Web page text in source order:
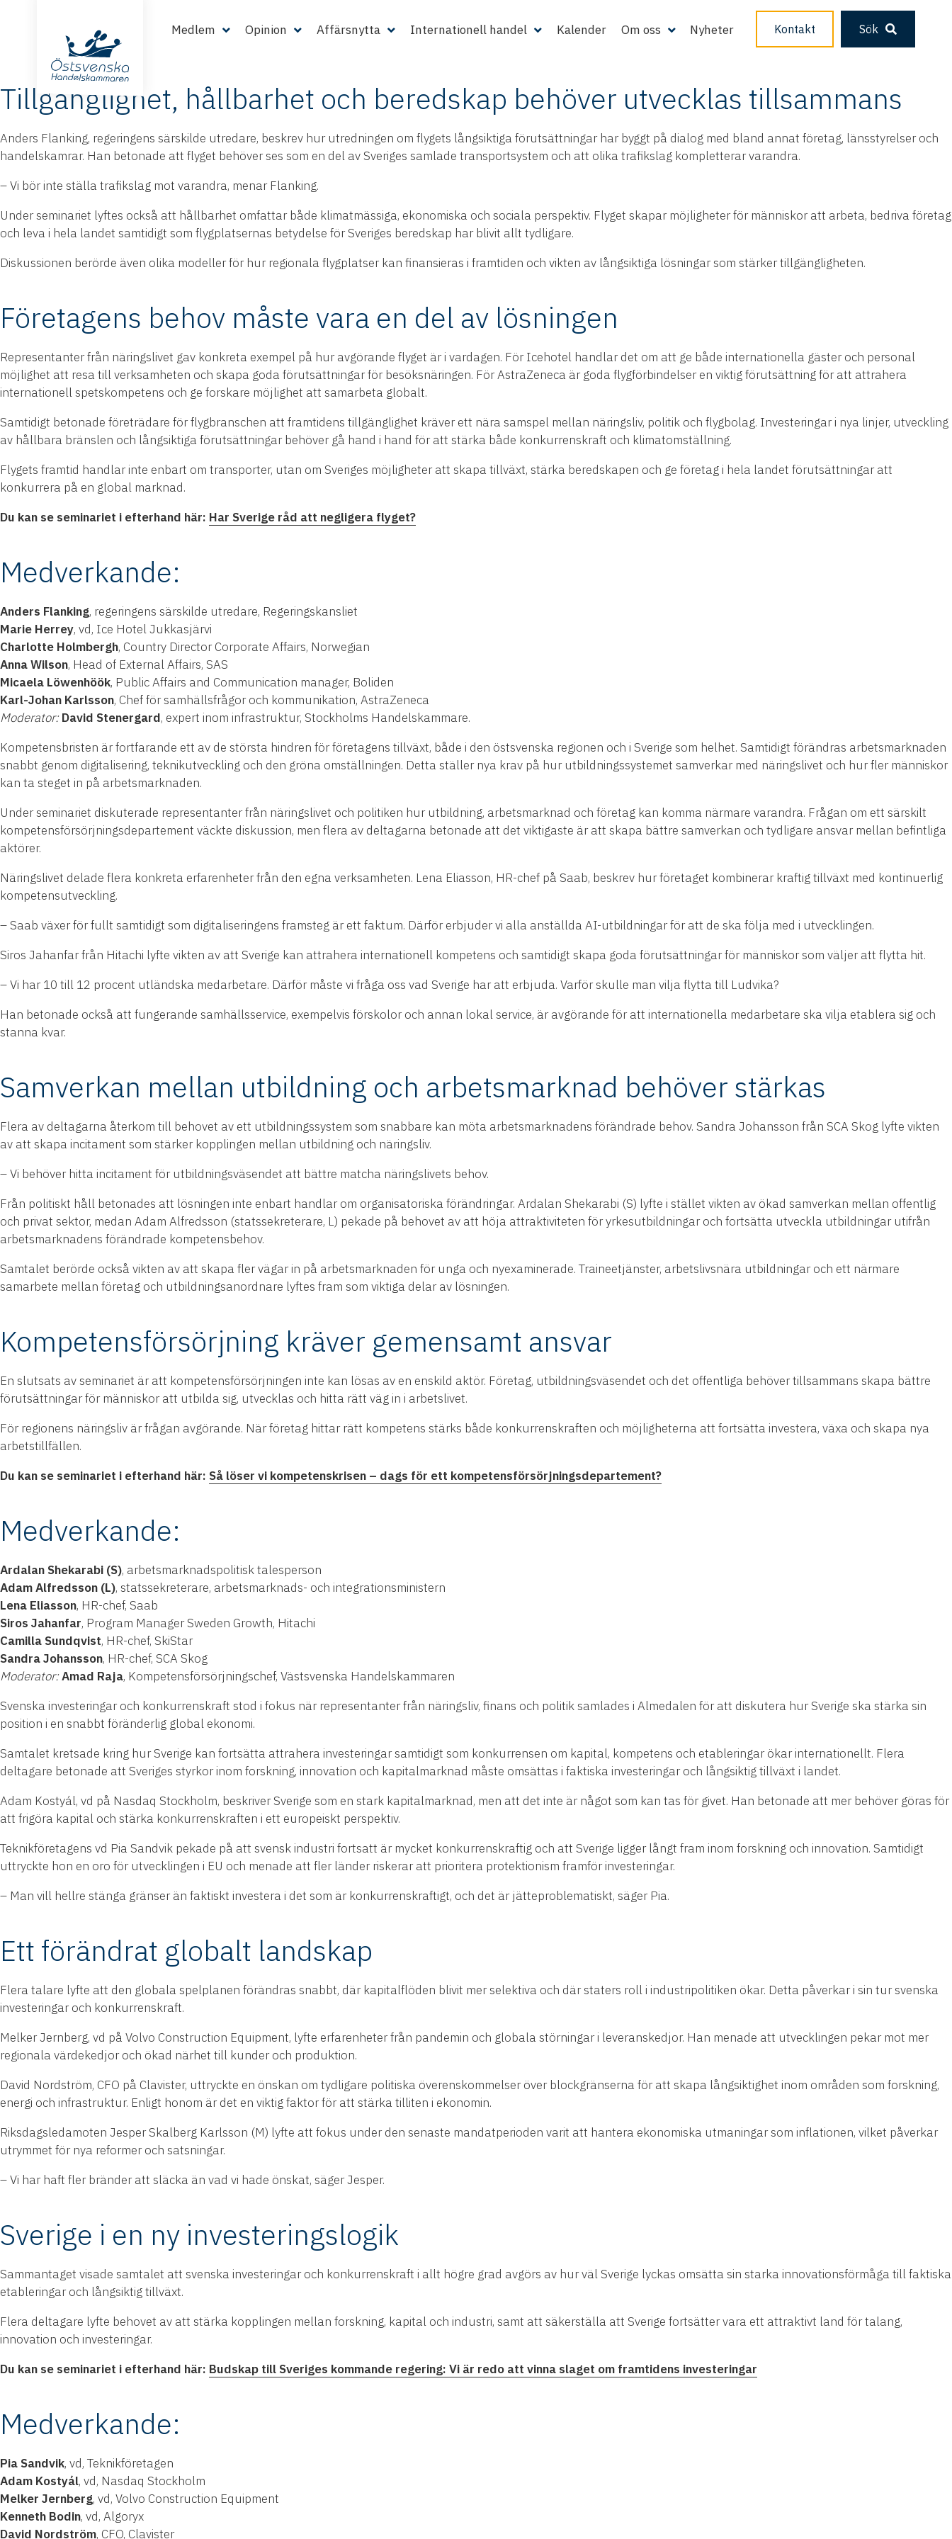
Medlem Opinion Affärsnytta Internationell handel Kalender Om oss Nyheter Kontakt Sök
För den östsvenska regionens näringsliv, liksom för företag i hela landet, är tillgänglighet en avgörande konkurrensfaktor. Effektiva transporter gör det möjligt att attrahera
kompetens, skapa internationella affärer och stärka Sveriges attraktionskraft som etableringsland. Samtidigt behöver transportsystemet utvecklas på ett sätt som möter höga
klimatambitioner och ett förändrat omvärldsläge.
Tillgänglighet, hållbarhet och beredskap behöver utvecklas tillsammans
Anders Flanking, regeringens särskilde utredare, beskrev hur utredningen om flygets långsiktiga förutsättningar har byggt på dialog med bland annat företag, länsstyrelser och
handelskamrar. Han betonade att flyget behöver ses som en del av Sveriges samlade transportsystem och att olika trafikslag kompletterar varandra.
– Vi bör inte ställa trafikslag mot varandra, menar Flanking.
Under seminariet lyftes också att hållbarhet omfattar både klimatmässiga, ekonomiska och sociala perspektiv. Flyget skapar möjligheter för människor att arbeta, bedriva företag
och leva i hela landet samtidigt som flygplatsernas betydelse för Sveriges beredskap har blivit allt tydligare.
Diskussionen berörde även olika modeller för hur regionala flygplatser kan finansieras i framtiden och vikten av långsiktiga lösningar som stärker tillgängligheten.
Företagens behov måste vara en del av lösningen
Representanter från näringslivet gav konkreta exempel på hur avgörande flyget är i vardagen. För Icehotel handlar det om att ge både internationella gäster och personal
möjlighet att resa till verksamheten och skapa goda förutsättningar för besöksnäringen. För AstraZeneca är goda flygförbindelser en viktig förutsättning för att attrahera
internationell spetskompetens och ge forskare möjlighet att samarbeta globalt.
Samtidigt betonade företrädare för flygbranschen att framtidens tillgänglighet kräver ett nära samspel mellan näringsliv, politik och flygbolag. Investeringar i nya linjer, utveckling
av hållbara bränslen och långsiktiga förutsättningar behöver gå hand i hand för att stärka både konkurrenskraft och klimatomställning.
Flygets framtid handlar inte enbart om transporter, utan om Sveriges möjligheter att skapa tillväxt, stärka beredskapen och ge företag i hela landet förutsättningar att
konkurrera på en global marknad.
Du kan se seminariet i efterhand här: Har Sverige råd att negligera flyget?
Medverkande:
Anders Flanking, regeringens särskilde utredare, Regeringskansliet
Marie Herrey, vd, Ice Hotel Jukkasjärvi
Charlotte Holmbergh, Country Director Corporate Affairs, Norwegian
Anna Wilson, Head of External Affairs, SAS
Micaela Löwenhöök, Public Affairs and Communication manager, Boliden
Karl-Johan Karlsson, Chef för samhällsfrågor och kommunikation, AstraZeneca
Moderator: David Stenergard, expert inom infrastruktur, Stockholms Handelskammare.
Kompetensbristen är fortfarande ett av de största hindren för företagens tillväxt, både i den östsvenska regionen och i Sverige som helhet. Samtidigt förändras arbetsmarknaden
snabbt genom digitalisering, teknikutveckling och den gröna omställningen. Detta ställer nya krav på hur utbildningssystemet samverkar med näringslivet och hur fler människor
kan ta steget in på arbetsmarknaden.
Under seminariet diskuterade representanter från näringslivet och politiken hur utbildning, arbetsmarknad och företag kan komma närmare varandra. Frågan om ett särskilt
kompetensförsörjningsdepartement väckte diskussion, men flera av deltagarna betonade att det viktigaste är att skapa bättre samverkan och tydligare ansvar mellan befintliga
aktörer.
Näringslivet delade flera konkreta erfarenheter från den egna verksamheten. Lena Eliasson, HR-chef på Saab, beskrev hur företaget kombinerar kraftig tillväxt med kontinuerlig
kompetensutveckling.
– Saab växer för fullt samtidigt som digitaliseringens framsteg är ett faktum. Därför erbjuder vi alla anställda AI-utbildningar för att de ska följa med i utvecklingen.
Siros Jahanfar från Hitachi lyfte vikten av att Sverige kan attrahera internationell kompetens och samtidigt skapa goda förutsättningar för människor som väljer att flytta hit.
– Vi har 10 till 12 procent utländska medarbetare. Därför måste vi fråga oss vad Sverige har att erbjuda. Varför skulle man vilja flytta till Ludvika?
Han betonade också att fungerande samhällsservice, exempelvis förskolor och annan lokal service, är avgörande för att internationella medarbetare ska vilja etablera sig och
stanna kvar.
Samverkan mellan utbildning och arbetsmarknad behöver stärkas
Flera av deltagarna återkom till behovet av ett utbildningssystem som snabbare kan möta arbetsmarknadens förändrade behov. Sandra Johansson från SCA Skog lyfte vikten
av att skapa incitament som stärker kopplingen mellan utbildning och näringsliv.
– Vi behöver hitta incitament för utbildningsväsendet att bättre matcha näringslivets behov.
Från politiskt håll betonades att lösningen inte enbart handlar om organisatoriska förändringar. Ardalan Shekarabi (S) lyfte i stället vikten av ökad samverkan mellan offentlig
och privat sektor, medan Adam Alfredsson (statssekreterare, L) pekade på behovet av att höja attraktiviteten för yrkesutbildningar och fortsätta utveckla utbildningar utifrån
arbetsmarknadens förändrade kompetensbehov.
Samtalet berörde också vikten av att skapa fler vägar in på arbetsmarknaden för unga och nyexaminerade. Traineetjänster, arbetslivsnära utbildningar och ett närmare
samarbete mellan företag och utbildningsanordnare lyftes fram som viktiga delar av lösningen.
Kompetensförsörjning kräver gemensamt ansvar
En slutsats av seminariet är att kompetensförsörjningen inte kan lösas av en enskild aktör. Företag, utbildningsväsendet och det offentliga behöver tillsammans skapa bättre
förutsättningar för människor att utbilda sig, utvecklas och hitta rätt väg in i arbetslivet.
För regionens näringsliv är frågan avgörande. När företag hittar rätt kompetens stärks både konkurrenskraften och möjligheterna att fortsätta investera, växa och skapa nya
arbetstillfällen.
Du kan se seminariet i efterhand här: Så löser vi kompetenskrisen – dags för ett kompetensförsörjningsdepartement?
Medverkande:
Ardalan Shekarabi (S), arbetsmarknadspolitisk talesperson
Adam Alfredsson (L), statssekreterare, arbetsmarknads- och integrationsministern
Lena Eliasson, HR-chef, Saab
Siros Jahanfar, Program Manager Sweden Growth, Hitachi
Camilla Sundqvist, HR-chef, SkiStar
Sandra Johansson, HR-chef, SCA Skog
Moderator:Amad Raja, Kompetensförsörjningschef, Västsvenska Handelskammaren
Svenska investeringar och konkurrenskraft stod i fokus när representanter från näringsliv, finans och politik samlades i Almedalen för att diskutera hur Sverige ska stärka sin
position i en snabbt föränderlig global ekonomi.
Samtalet kretsade kring hur Sverige kan fortsätta attrahera investeringar samtidigt som konkurrensen om kapital, kompetens och etableringar ökar internationellt. Flera
deltagare betonade att Sveriges styrkor inom forskning, innovation och kapitalmarknad måste omsättas i faktiska investeringar och långsiktig tillväxt i landet.
Adam Kostyál, vd på Nasdaq Stockholm, beskriver Sverige som en stark kapitalmarknad, men att det inte är något som kan tas för givet. Han betonade att mer behöver göras för
att frigöra kapital och stärka konkurrenskraften i ett europeiskt perspektiv.
Teknikföretagens vd Pia Sandvik pekade på att svensk industri fortsatt är mycket konkurrenskraftig och att Sverige ligger långt fram inom forskning och innovation. Samtidigt
uttryckte hon en oro för utvecklingen i EU och menade att fler länder riskerar att prioritera protektionism framför investeringar.
– Man vill hellre stänga gränser än faktiskt investera i det som är konkurrenskraftigt, och det är jätteproblematiskt, säger Pia.
Ett förändrat globalt landskap
Flera talare lyfte att den globala spelplanen förändras snabbt, där kapitalflöden blivit mer selektiva och där staters roll i industripolitiken ökar. Detta påverkar i sin tur svenska
investeringar och konkurrenskraft.
Melker Jernberg, vd på Volvo Construction Equipment, lyfte erfarenheter från pandemin och globala störningar i leveranskedjor. Han menade att utvecklingen pekar mot mer
regionala värdekedjor och ökad närhet till kunder och produktion.
David Nordström, CFO på Clavister, uttryckte en önskan om tydligare politiska överenskommelser över blockgränserna för att skapa långsiktighet inom områden som forskning,
energi och infrastruktur. Enligt honom är det en viktig faktor för att stärka tilliten i ekonomin.
Riksdagsledamoten Jesper Skalberg Karlsson (M) lyfte att fokus under den senaste mandatperioden varit att hantera ekonomiska utmaningar som inflationen, vilket påverkar
utrymmet för nya reformer och satsningar.
– Vi har haft fler bränder att släcka än vad vi hade önskat, säger Jesper.
Sverige i en ny investeringslogik
Sammantaget visade samtalet att svenska investeringar och konkurrenskraft i allt högre grad avgörs av hur väl Sverige lyckas omsätta sin starka innovationsförmåga till faktiska
etableringar och långsiktig tillväxt.
Flera deltagare lyfte behovet av att stärka kopplingen mellan forskning, kapital och industri, samt att säkerställa att Sverige fortsätter vara ett attraktivt land för talang,
innovation och investeringar.
Du kan se seminariet i efterhand här: Budskap till Sveriges kommande regering: Vi är redo att vinna slaget om framtidens investeringar
Medverkande:
Pia Sandvik, vd, Teknikföretagen
Adam Kostyál, vd, Nasdaq Stockholm
Melker Jernberg, vd, Volvo Construction Equipment
Kenneth Bodin, vd, Algoryx
David Nordström, CFO, Clavister